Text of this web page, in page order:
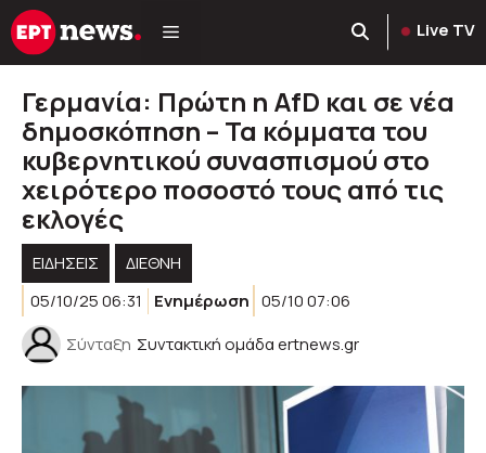
Μετάβαση
σε
Live TV
Γερμανία: Πρώτη η AfD και σε νέα
δημοσκόπηση – Τα κόμματα του
κυβερνητικού συνασπισμού στο
χειρότερο ποσοστό τους από τις
εκλογές
ΕΙΔΗΣΕΙΣ
ΔΙΕΘΝΗ
05/10/25 06:31
Ενημέρωση 05/10 07:06
Σύνταξη Συντακτική ομάδα ertnews.gr